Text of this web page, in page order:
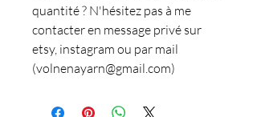
quantité ? N'hésitez pas à me
contacter en message privé sur
etsy, instagram ou par mail
(volnenayarn@gmail.com)